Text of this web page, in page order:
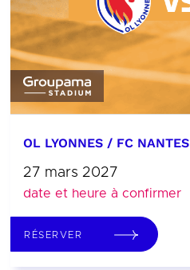
OL LYONNES / FC NANTES
27 mars 2027
date et heure à confirmer
RÉSERVER